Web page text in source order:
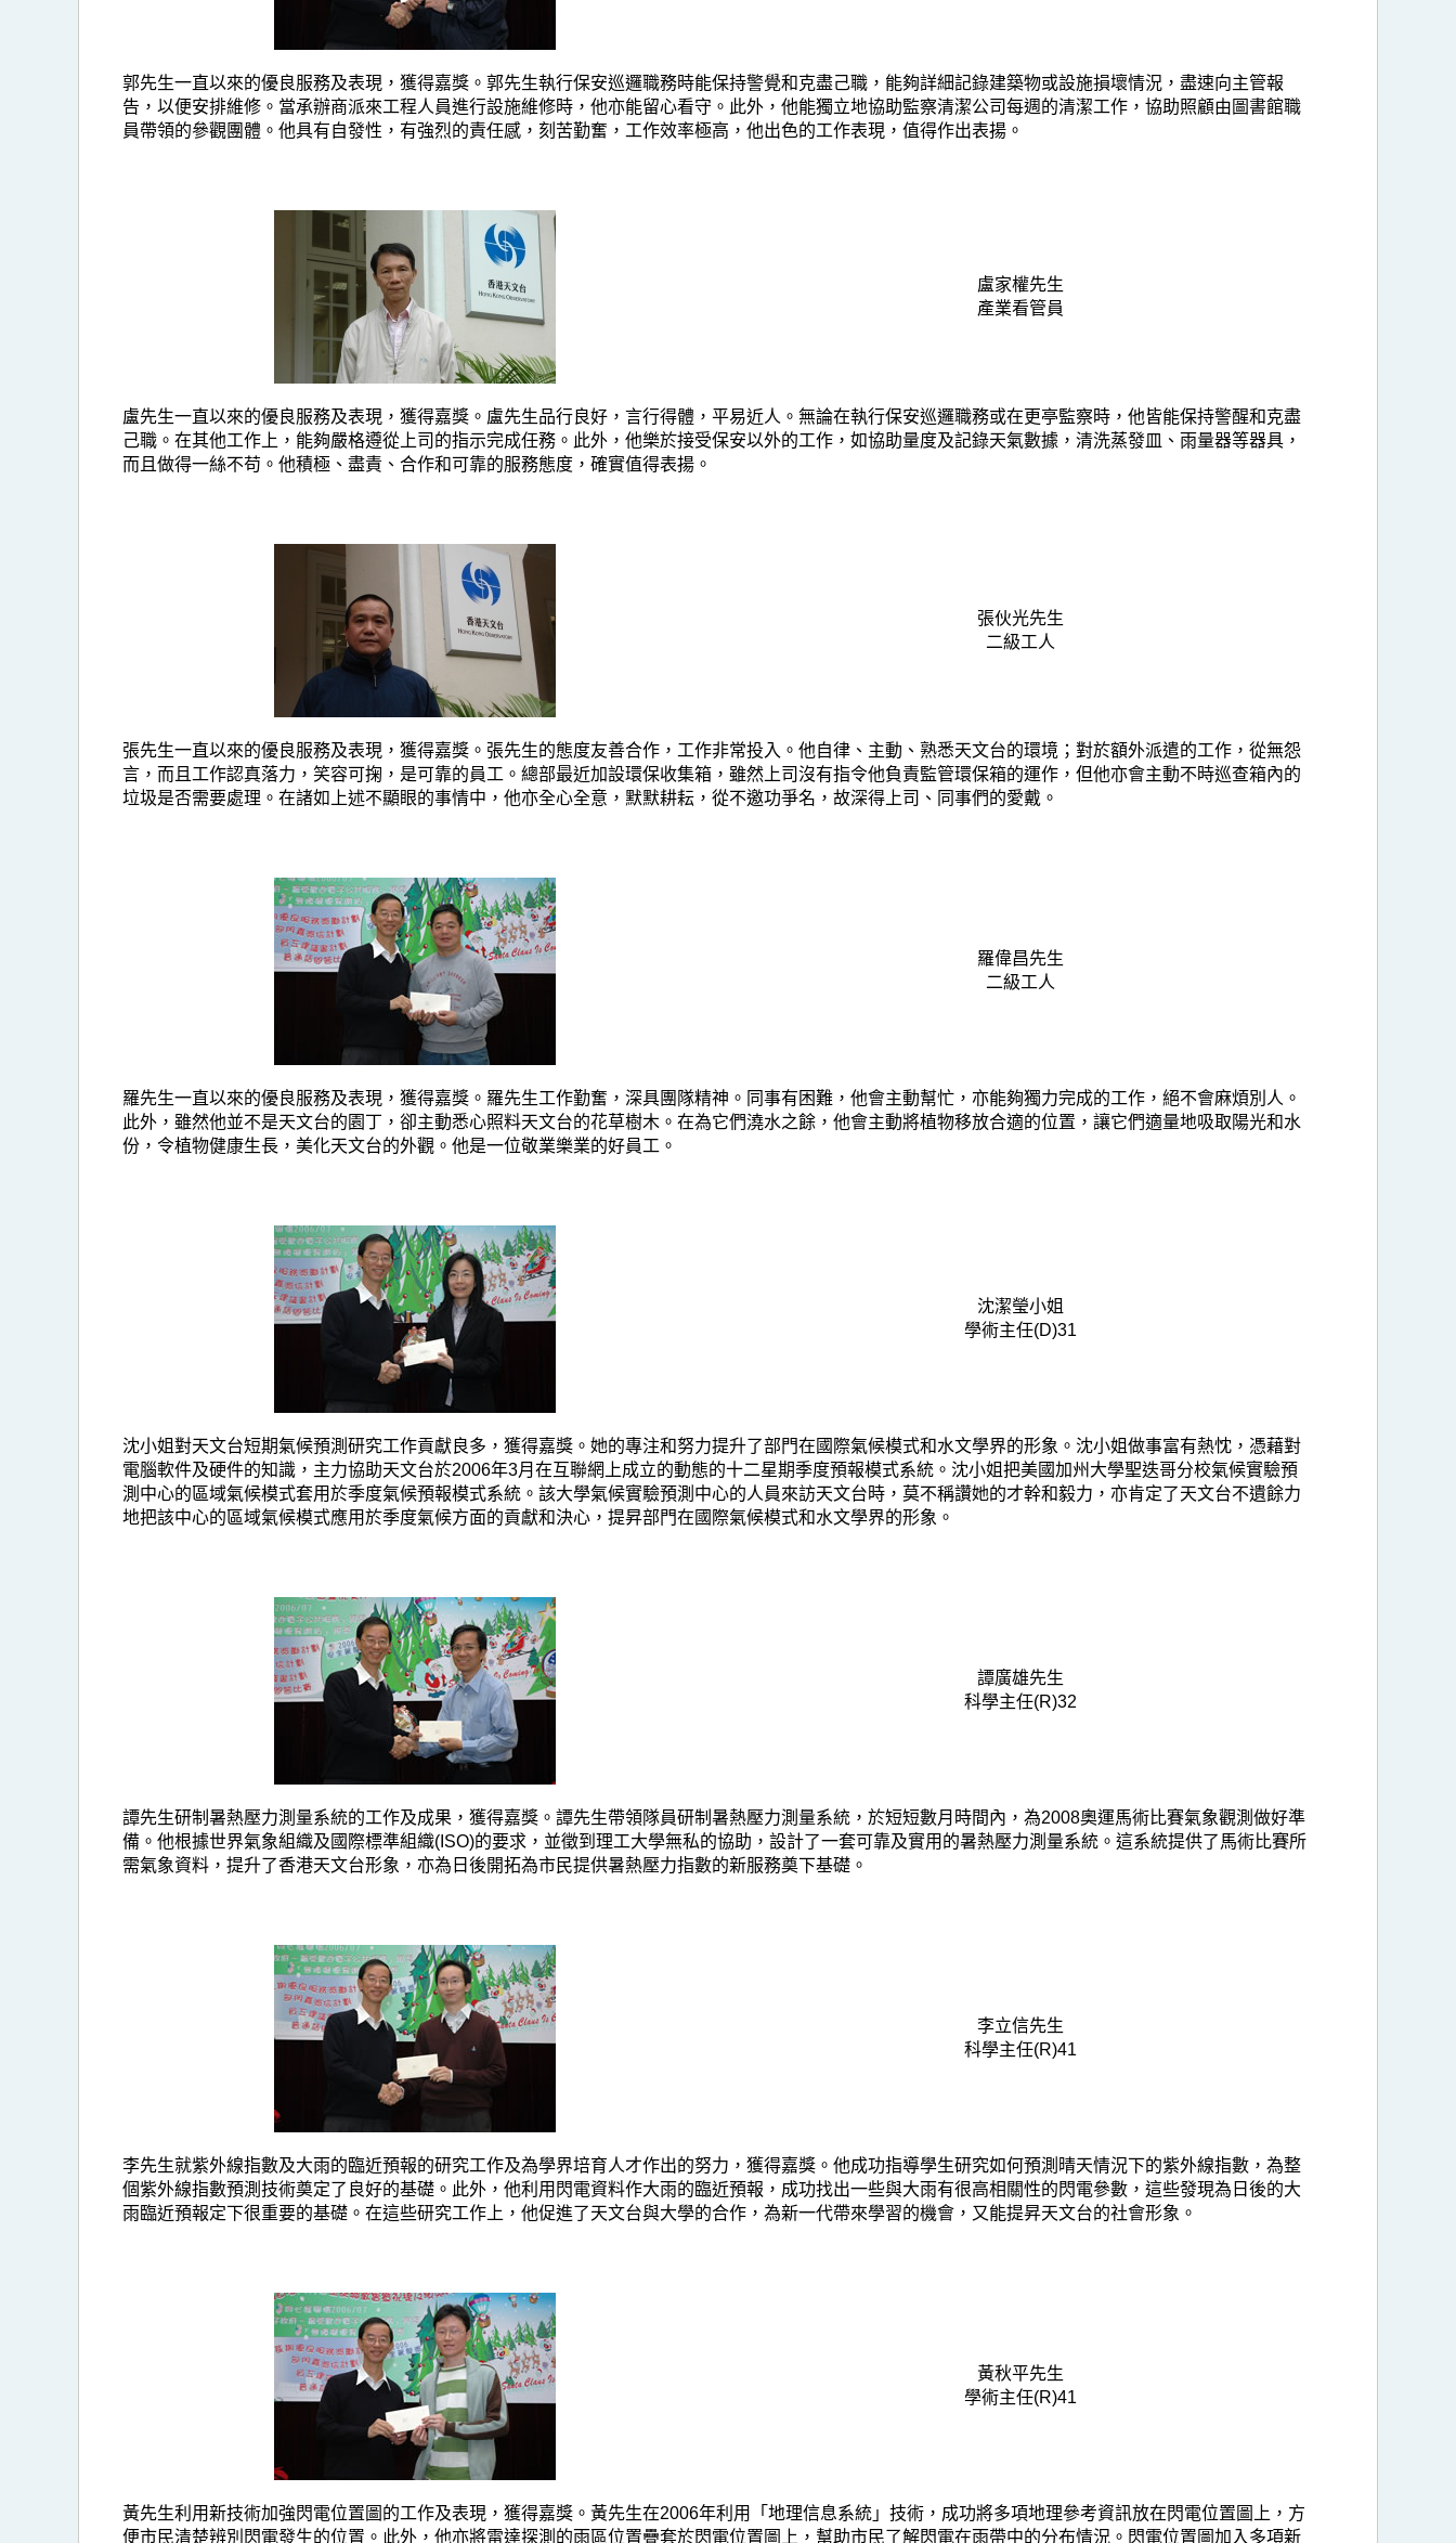
郭先生一直以來的優良服務及表現，獲得嘉獎。郭先生執行保安巡邏職務時能保持警覺和克盡己職，能夠詳細記錄建築物或設施損壞情況，盡速向主管報
告，以便安排維修。當承辦商派來工程人員進行設施維修時，他亦能留心看守。此外，他能獨立地協助監察清潔公司每週的清潔工作，協助照顧由圖書館職
員帶領的參觀團體。他具有自發性，有強烈的責任感，刻苦勤奮，工作效率極高，他出色的工作表現，值得作出表揚。
盧家權先生
產業看管員
盧先生一直以來的優良服務及表現，獲得嘉獎。盧先生品行良好，言行得體，平易近人。無論在執行保安巡邏職務或在更亭監察時，他皆能保持警醒和克盡
己職。在其他工作上，能夠嚴格遵從上司的指示完成任務。此外，他樂於接受保安以外的工作，如協助量度及記錄天氣數據，清洗蒸發皿、雨量器等器具，
而且做得一絲不苟。他積極、盡責、合作和可靠的服務態度，確實值得表揚。
張伙光先生
二級工人
張先生一直以來的優良服務及表現，獲得嘉獎。張先生的態度友善合作，工作非常投入。他自律、主動、熟悉天文台的環境；對於額外派遣的工作，從無怨
言，而且工作認真落力，笑容可掬，是可靠的員工。總部最近加設環保收集箱，雖然上司沒有指令他負責監管環保箱的運作，但他亦會主動不時巡查箱內的
垃圾是否需要處理。在諸如上述不顯眼的事情中，他亦全心全意，默默耕耘，從不邀功爭名，故深得上司、同事們的愛戴。
羅偉昌先生
二級工人
羅先生一直以來的優良服務及表現，獲得嘉獎。羅先生工作勤奮，深具團隊精神。同事有困難，他會主動幫忙，亦能夠獨力完成的工作，絕不會麻煩別人。
此外，雖然他並不是天文台的園丁，卻主動悉心照料天文台的花草樹木。在為它們澆水之餘，他會主動將植物移放合適的位置，讓它們適量地吸取陽光和水
份，令植物健康生長，美化天文台的外觀。他是一位敬業樂業的好員工。
沈潔瑩小姐
學術主任(D)31
沈小姐對天文台短期氣候預測研究工作貢獻良多，獲得嘉獎。她的專注和努力提升了部門在國際氣候模式和水文學界的形象。沈小姐做事富有熱忱，憑藉對
電腦軟件及硬件的知識，主力協助天文台於2006年3月在互聯網上成立的動態的十二星期季度預報模式系統。沈小姐把美國加州大學聖迭哥分校氣候實驗預
測中心的區域氣候模式套用於季度氣候預報模式系統。該大學氣候實驗預測中心的人員來訪天文台時，莫不稱讚她的才幹和毅力，亦肯定了天文台不遺餘力
地把該中心的區域氣候模式應用於季度氣候方面的貢獻和決心，提昇部門在國際氣候模式和水文學界的形象。
譚廣雄先生
科學主任(R)32
譚先生研制暑熱壓力測量系統的工作及成果，獲得嘉獎。譚先生帶領隊員研制暑熱壓力測量系統，於短短數月時間內，為2008奧運馬術比賽氣象觀測做好準
備。他根據世界氣象組織及國際標準組織(ISO)的要求，並徵到理工大學無私的協助，設計了一套可靠及實用的暑熱壓力測量系統。這系統提供了馬術比賽所
需氣象資料，提升了香港天文台形象，亦為日後開拓為市民提供暑熱壓力指數的新服務奠下基礎。
李立信先生
科學主任(R)41
李先生就紫外線指數及大雨的臨近預報的研究工作及為學界培育人才作出的努力，獲得嘉獎。他成功指導學生研究如何預測晴天情況下的紫外線指數，為整
個紫外線指數預測技術奠定了良好的基礎。此外，他利用閃電資料作大雨的臨近預報，成功找出一些與大雨有很高相關性的閃電參數，這些發現為日後的大
雨臨近預報定下很重要的基礎。在這些研究工作上，他促進了天文台與大學的合作，為新一代帶來學習的機會，又能提昇天文台的社會形象。
黃秋平先生
學術主任(R)41
黃先生利用新技術加強閃電位置圖的工作及表現，獲得嘉獎。黃先生在2006年利用「地理信息系統」技術，成功將多項地理參考資訊放在閃電位置圖上，方
便市民清楚辨別閃電發生的位置。此外，他亦將雷達探測的雨區位置疊套於閃電位置圖上，幫助市民了解閃電在雨帶中的分布情況。閃電位置圖加入多項新